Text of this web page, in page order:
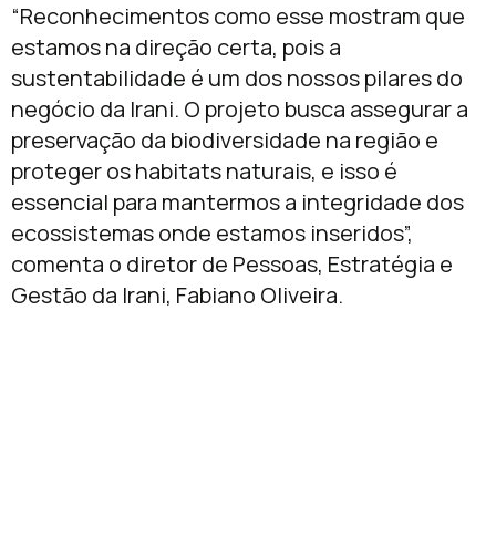
“Reconhecimentos como esse mostram que
estamos na direção certa, pois a
sustentabilidade é um dos nossos pilares do
negócio da Irani. O projeto busca assegurar a
preservação da biodiversidade na região e
proteger os habitats naturais, e isso é
essencial para mantermos a integridade dos
ecossistemas onde estamos inseridos”,
comenta o diretor de Pessoas, Estratégia e
Gestão da Irani, Fabiano Oliveira.